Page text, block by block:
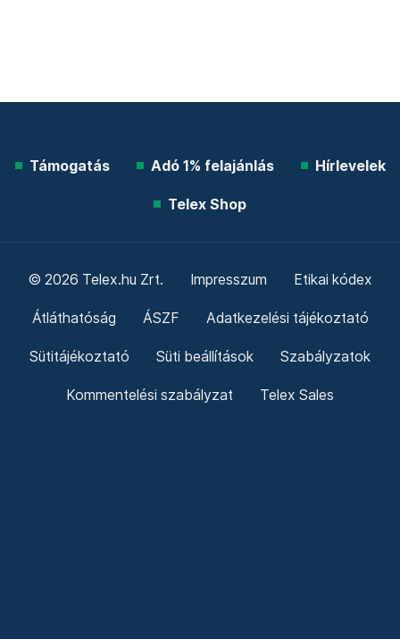
Támogatás Adó 1% felajánlás Hírlevelek
Telex Shop
© 2026 Telex.hu Zrt. Impresszum Etikai kódex
Átláthatóság ÁSZF Adatkezelési tájékoztató
Sütitájékoztató Süti beállítások Szabályzatok
Kommentelési szabályzat Telex Sales